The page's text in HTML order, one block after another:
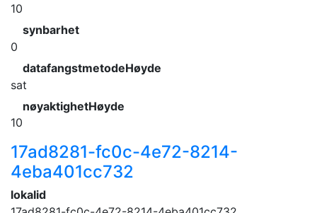
10
synbarhet
0
datafangstmetodeHøyde
sat
nøyaktighetHøyde
10
17ad8281-fc0c-4e72-8214-
4eba401cc732
lokalid